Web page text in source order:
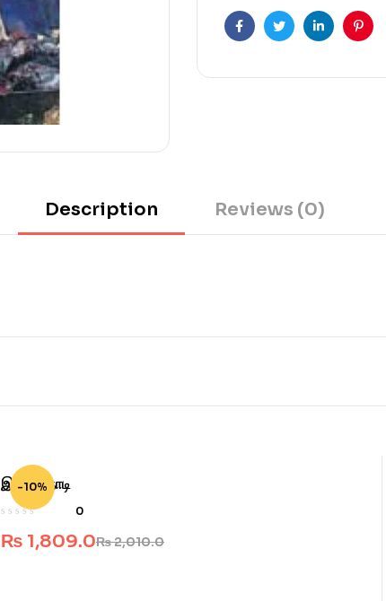
FacebookTwitterLinkedin
Description Reviews (0)
-10%
இந்த விநாடி
0
₨2,010.0
₨ 1,809.0